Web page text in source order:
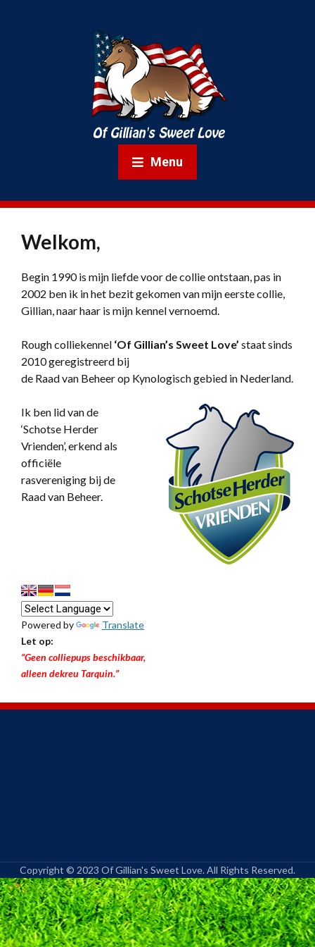
Menu
Welkom,
Begin 1990 is mijn liefde voor de collie ontstaan, pas in
2002 ben ik in het bezit gekomen van mijn eerste collie,
Gillian, naar haar is mijn kennel vernoemd.
Rough colliekennel ‘Of Gillian’s Sweet Love’ staat sinds
2010 geregistreerd bij
de Raad van Beheer op Kynologisch gebied in Nederland.
Ik ben lid van de
‘Schotse Herder
Vrienden’, erkend als
officiële
rasvereniging bij de
Raad van Beheer.
Powered by
Translate
Let op:
“Geen colliepups beschikbaar,
alleen dekreu Tarquin.”
Copyright © 2023 Of Gillian's Sweet Love. All Rights Reserved.